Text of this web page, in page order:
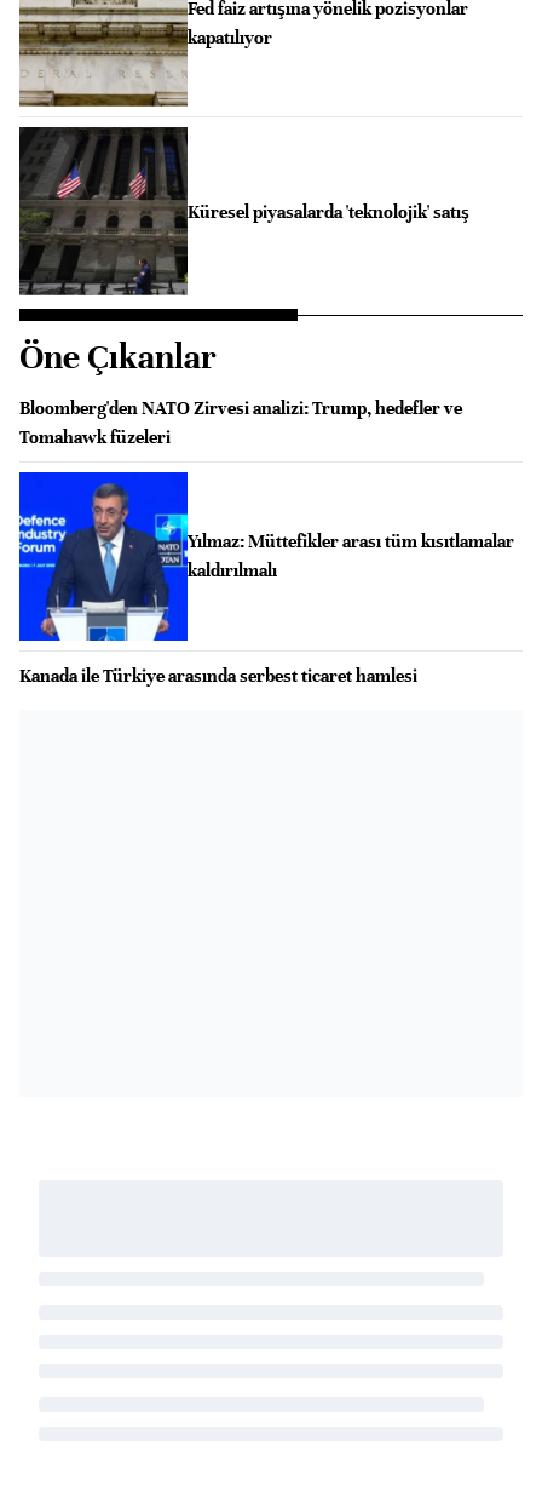
Fed faiz artışına yönelik pozisyonlar
kapatılıyor
Küresel piyasalarda 'teknolojik' satış
Öne Çıkanlar
Bloomberg'den NATO Zirvesi analizi: Trump, hedefler ve
Tomahawk füzeleri
Yılmaz: Müttefikler arası tüm kısıtlamalar
kaldırılmalı
Kanada ile Türkiye arasında serbest ticaret hamlesi